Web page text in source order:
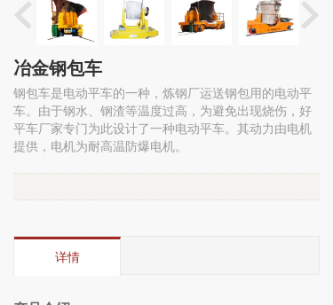
冶金钢包车
钢包车是电动平车的一种，炼钢厂运送钢包用的电动平
车。由于钢水、钢渣等温度过高，为避免出现烧伤，好
平车厂家专门为此设计了一种电动平车。其动力由电机
提供，电机为耐高温防爆电机。
详情